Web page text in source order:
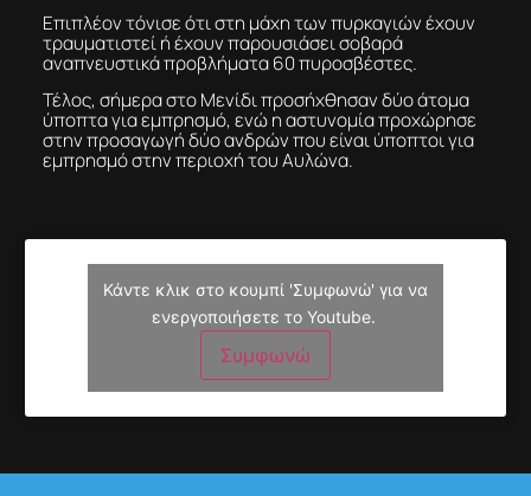
Επιπλέον τόνισε ότι στη μάχη των πυρκαγιών έχουν
τραυματιστεί ή έχουν παρουσιάσει σοβαρά
αναπνευστικά προβλήματα 60 πυροσβέστες.
Τέλος, σήμερα στο Μενίδι προσήχθησαν δύο άτομα
ύποπτα για εμπρησμό, ενώ η αστυνομία προχώρησε
στην προσαγωγή δύο ανδρών που είναι ύποπτοι για
εμπρησμό στην περιοχή του Αυλώνα.
Κάντε κλικ στο κουμπί 'Συμφωνώ' για να
ενεργοποιήσετε το Youtube.
Συμφωνώ